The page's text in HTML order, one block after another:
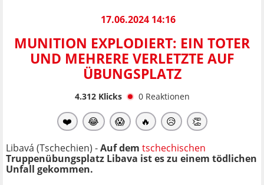
17.06.2024 14:16
MUNITION EXPLODIERT: EIN TOTER
UND MEHRERE VERLETZTE AUF
ÜBUNGSPLATZ
4.312Klicks 0 Reaktionen
❤️ 😂 😱 🔥 😥 👏
Libavá (Tschechien) -Auf dem tschechischen
Truppenübungsplatz Libava ist es zu einem tödlichen
Unfall gekommen.